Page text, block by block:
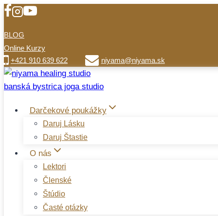
Přeskočit
obsah
BLOG
Online Kurzy
+421 910 639 622
niyama@niyama.sk
Darčekové poukážky
Daruj Lásku
Daruj Štastie
O nás
Lektori
Členské
Štúdio
Časté otázky